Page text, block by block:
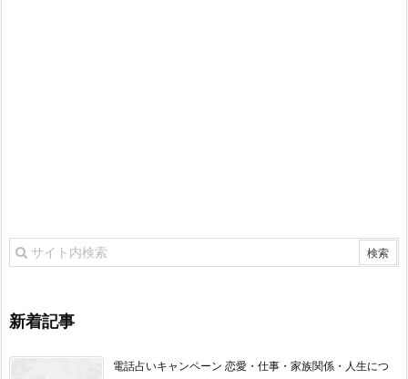
新着記事
電話占いキャンペーン 恋愛・仕事・家族関係・人生につ